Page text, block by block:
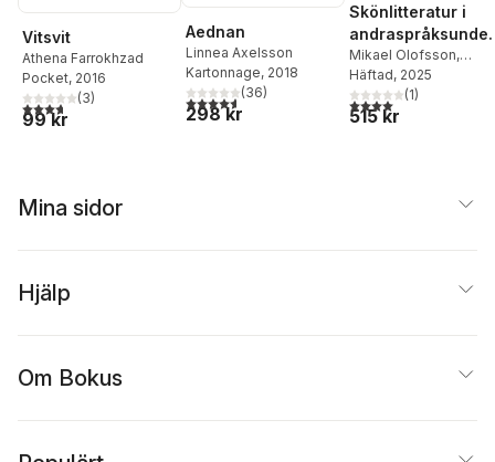
Vitsvit
Athena Farrokhzad
Pocket, 2016
3,7utav 5 stjärnor. Totalt antal röster:
(3)
99 kr
Aednan
Linnea Axelsson
Kartonnage, 2018
4,6utav 5 stjärnor. Totalt antal röster:
(36)
298 kr
Skönlitteratur i
isningen
Symposium 2025
Mikael Olofsson,
Kristina Aldén
Wiksten
Häftad, 2025
4,0utav 5 stjärnor.
(1)
515 kr
Mina sidor
Hjälp
Om Bokus